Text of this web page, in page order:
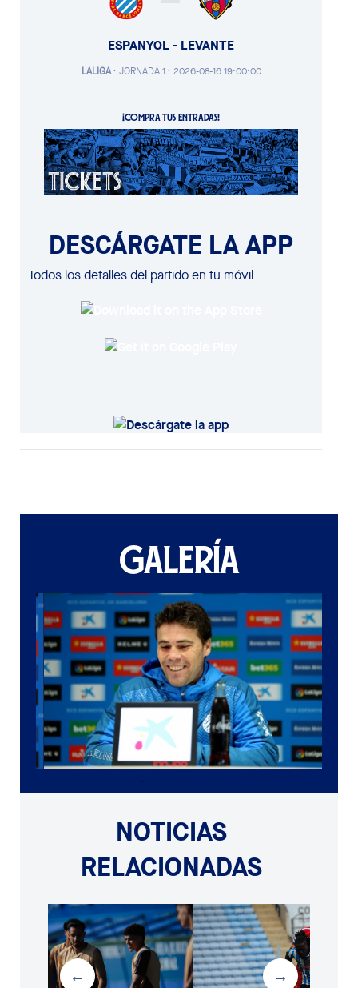
ESPANYOL - LEVANTE
LALIGA· JORNADA 1 · 2026-08-16 19:00:00
¡COMPRA TUS ENTRADAS!
DESCÁRGATE LA APP
Todos los detalles del partido en tu móvil
GALERÍA
NOTICIAS
RELACIONADAS